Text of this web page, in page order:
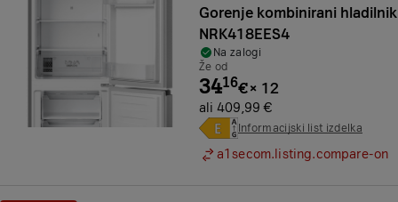
Gorenje kombinirani hladilnik
NRK418EES4
Na zalogi
Že od
3416€× 12
ali 409,99 €
Informacijski list izdelka
a1secom.listing.compare-on